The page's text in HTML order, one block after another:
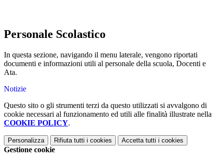
Personale Scolastico
In questa sezione, navigando il menu laterale, vengono riportati
documenti e informazioni utili al personale della scuola, Docenti e
Ata.
Notizie
Questo sito o gli strumenti terzi da questo utilizzati si avvalgono di
cookie necessari al funzionamento ed utili alle finalità illustrate nella
COOKIE POLICY.
Personalizza Rifiuta tutti i cookies Accetta tutti i cookies
Gestione cookie